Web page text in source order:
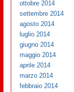
ottobre 2014
settembre 2014
agosto 2014
luglio 2014
giugno 2014
maggio 2014
aprile 2014
marzo 2014
febbraio 2014